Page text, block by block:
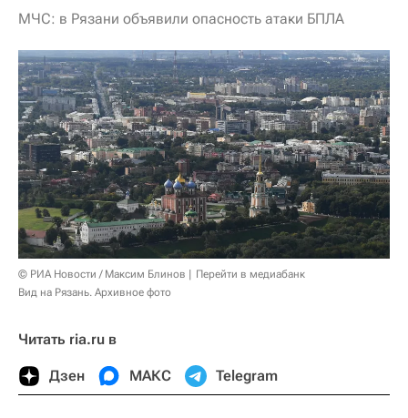
МЧС: в Рязани объявили опасность атаки БПЛА
© РИА Новости / Максим Блинов
Перейти в медиабанк
Вид на Рязань. Архивное фото
Читать ria.ru в
Дзен МАКС Telegram